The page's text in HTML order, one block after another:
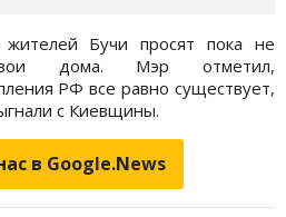
Бучи просят пока не
дома. Мэр отметил,
РФ все равно существует,
с Киевщины.
в Google.News